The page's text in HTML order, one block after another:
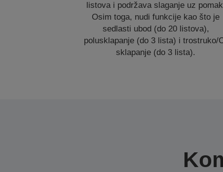
listova i podržava slaganje uz
Osim toga, nudi funkcije kao što je
sedlasti ubod (do 20 listova),
polusklapanje (do 3 lista) i trostruko/
sklapanje (do 3 lista).